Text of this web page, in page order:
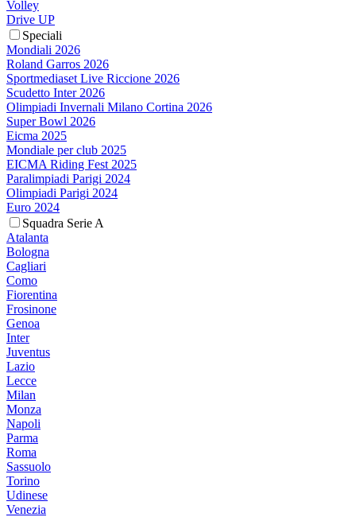
Volley
Drive UP
Speciali
Mondiali 2026
Roland Garros 2026
Sportmediaset Live Riccione 2026
Scudetto Inter 2026
Olimpiadi Invernali Milano Cortina 2026
Super Bowl 2026
Eicma 2025
Mondiale per club 2025
EICMA Riding Fest 2025
Paralimpiadi Parigi 2024
Olimpiadi Parigi 2024
Euro 2024
Squadra Serie A
Atalanta
Bologna
Cagliari
Como
Fiorentina
Frosinone
Genoa
Inter
Juventus
Lazio
Lecce
Milan
Monza
Napoli
Parma
Roma
Sassuolo
Torino
Udinese
Venezia